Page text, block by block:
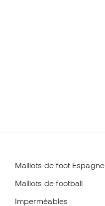
Maillots de foot Espagne
Maillots de football
Imperméables